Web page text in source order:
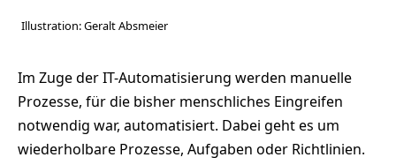
Illustration: Geralt Absmeier
Im Zuge der IT-Automatisierung werden manuelle
Prozesse, für die bisher menschliches Eingreifen
notwendig war, automatisiert. Dabei geht es um
wiederholbare Prozesse, Aufgaben oder Richtlinien.